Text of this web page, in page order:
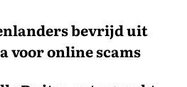
bevrijd uit
voor online scams